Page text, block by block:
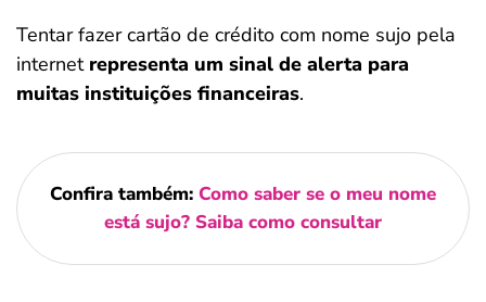
Tentar fazer cartão de crédito com nome sujo pela
internet representa um sinal de alerta para
muitas instituições financeiras.
Confira também: Como saber se o meu nome
está sujo? Saiba como consultar